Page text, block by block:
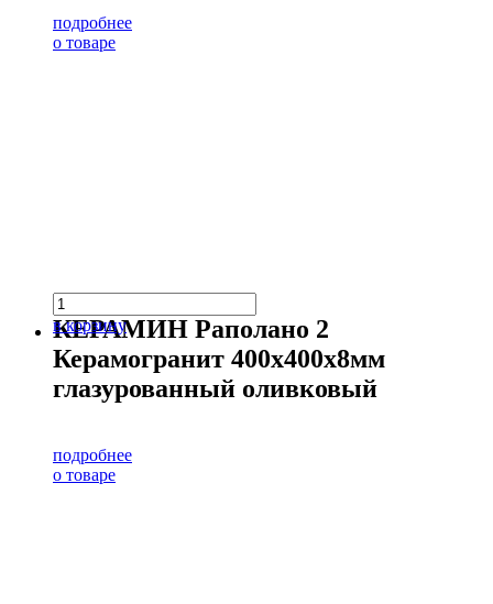
подробнее
о товаре
в корзину
КЕРАМИН Раполано 2
Керамогранит 400х400х8мм
глазурованный оливковый
подробнее
о товаре